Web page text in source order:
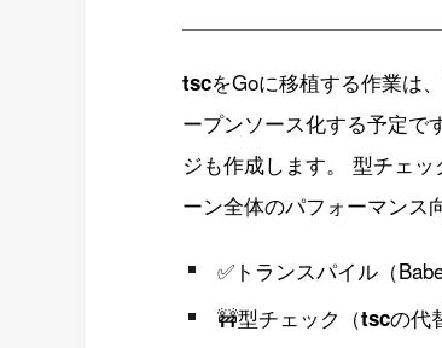
tscをGoに移植する作業は
ープンソース化する予定で
ジも作成します。 型チェ
ーン全体のパフォーマンス
✅トランスパイル（
🚧型チェック（tscの代